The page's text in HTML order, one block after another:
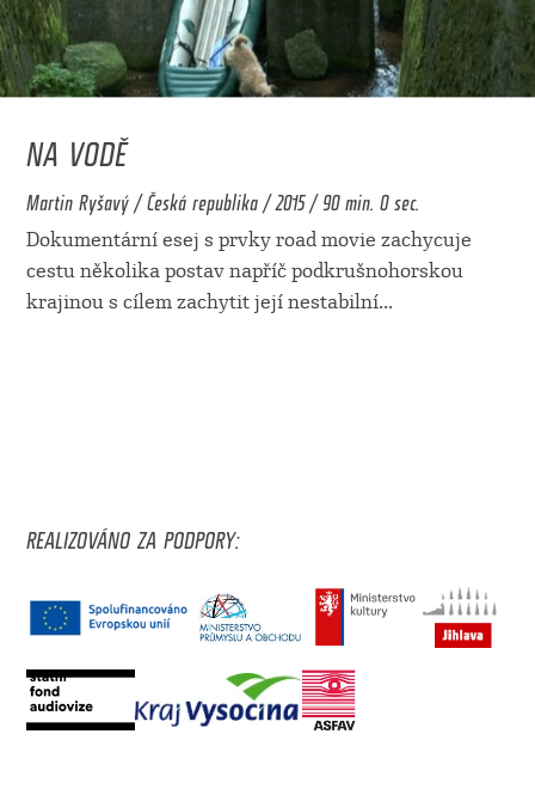
NA VODĚ
Martin Ryšavý / Česká republika / 2015 / 90 min. 0 sec.
Dokumentární esej s prvky road movie zachycuje
cestu několika postav napříč podkrušnohorskou
krajinou s cílem zachytit její nestabilní...
REALIZOVÁNO ZA PODPORY: